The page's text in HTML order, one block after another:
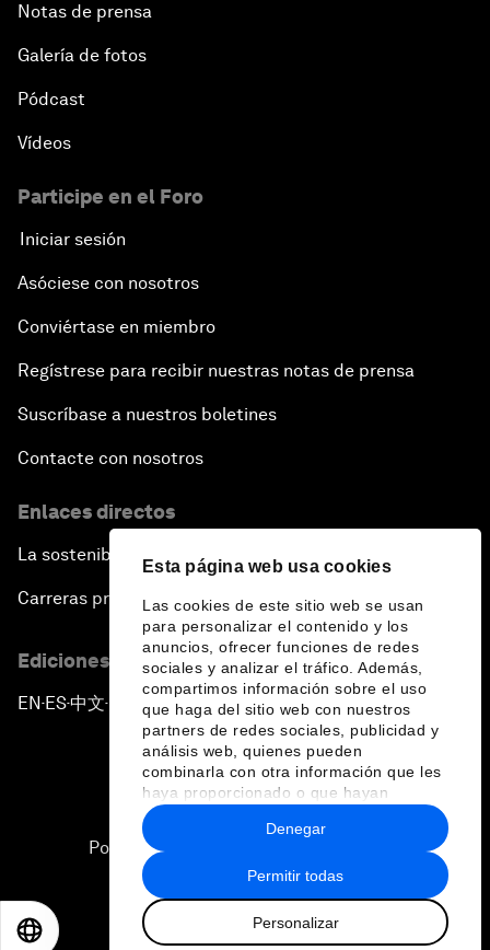
Esta página web usa cookies
Las cookies de este sitio web se usan
para personalizar el contenido y los
anuncios, ofrecer funciones de redes
sociales y analizar el tráfico. Además,
compartimos información sobre el uso
que haga del sitio web con nuestros
partners de redes sociales, publicidad y
análisis web, quienes pueden
combinarla con otra información que les
haya proporcionado o que hayan
recopilado a partir del uso que haya
hecho de sus servicios.
Permitir todas
Personalizar
Denegar
Notas de prensa
Galería de fotos
Pódcast
Vídeos
Participe en el Foro
Iniciar sesión
Asóciese con nosotros
Conviértase en miembro
Regístrese para recibir nuestras notas de prensa
Suscríbase a nuestros boletines
Contacte con nosotros
Enlaces directos
La sostenibilidad en el Foro
Carreras profesionales
Ediciones en otros idiomas
EN ▪ES▪中文▪ 日本語
Política de privacidad y normas de uso
Sitemap
2026 Foro Económico Mundial